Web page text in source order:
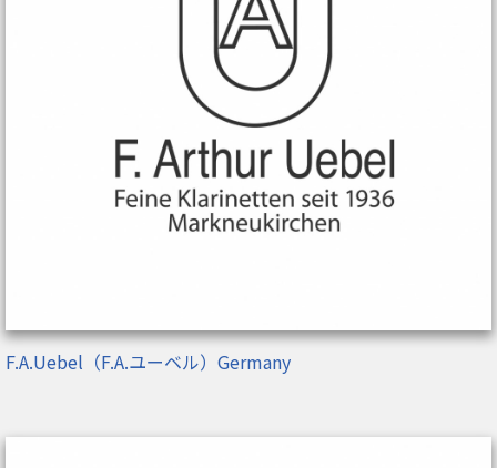
F.A.Uebel（F.A.ユーベル）Germany